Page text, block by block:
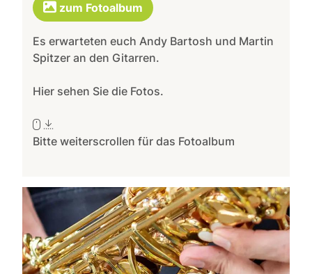
zum Fotoalbum
Es erwarteten euch Andy Bartosh und Martin
Spitzer an den Gitarren.
Hier sehen Sie die Fotos.
Bitte weiterscrollen für das Fotoalbum